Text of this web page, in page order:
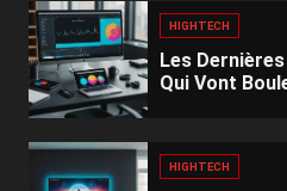
HIGHTECH
Les
Qui Vont
HIGHTECH